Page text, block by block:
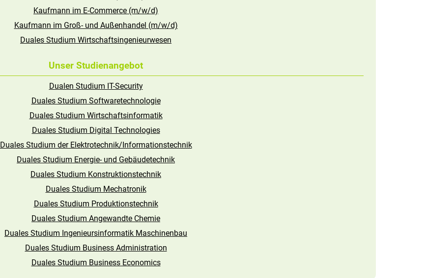
Kaufmann im E-Commerce (m/w/d)
Kaufmann im Groß- und Außenhandel (m/w/d)
Duales Studium Wirtschaftsingenieurwesen
Unser Studienangebot
Dualen Studium IT-Security
Duales Studium Softwaretechnologie
Duales Studium Wirtschaftsinformatik
Duales Studium Digital Technologies
Duales Studium der Elektrotechnik/Informationstechnik
Duales Studium Energie- und Gebäudetechnik
Duales Studium Konstruktionstechnik
Duales Studium Mechatronik
Duales Studium Produktionstechnik
Duales Studium Angewandte Chemie
Duales Studium Ingenieursinformatik Maschinenbau
Duales Studium Business Administration
Duales Studium Business Economics